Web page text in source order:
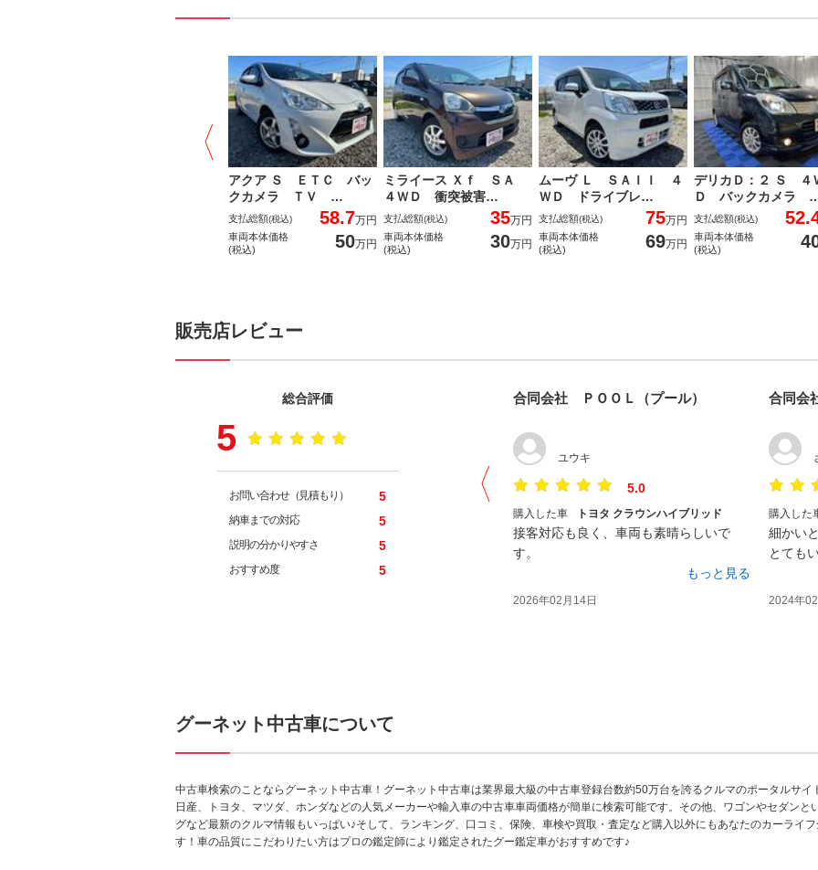
アクア Ｓ ＥＴＣ バッ
クカメラ ＴＶ …
支払総額(税込) 58.7万円
車両本体価格
(税込)
50万円
ミライース Ｘｆ ＳＡ
４ＷＤ 衝突被害…
支払総額(税込) 35万円
車両本体価格
(税込)
30万円
ムーヴ Ｌ ＳＡＩＩ ４
ＷＤ ドライブレ…
支払総額(税込) 75万円
車両本体価格
(税込)
69万円
デリカＤ：２ Ｓ ４
Ｄ バックカメラ
支払総額(税込)
車両本体価格
(税込)
販売店レビュー
総合評価
5
お問い合わせ（見積もり） 5
納車までの対応 5
説明の分かりやすさ 5
おすすめ度 5
合同会社 ＰＯＯＬ（プール）
ユウキ
5.0
購入した車 トヨタ クラウンハイブリッド
接客対応も良く、車両も素晴らしいで
す。
もっと見る
2026年02月14日
合同会
購入した
細かい
とても
を購入
2024年
グーネット中古車について
中古車検索のことならグーネット中古車！グーネット中古車は業界最大級の中古車登録台数約50万台を誇るクルマのポータルサイ
日産、トヨタ、マツダ、ホンダなどの人気メーカーや輸入車の中古車車両価格が簡単に検索可能です。その他、ワゴンやセダンと
グなど最新のクルマ情報もいっぱい♪そして、ランキング、口コミ、保険、車検や買取・査定など購入以外にもあなたのカーライ
す！車の品質にこだわりたい方はプロの鑑定師により鑑定されたグー鑑定車がおすすめです♪